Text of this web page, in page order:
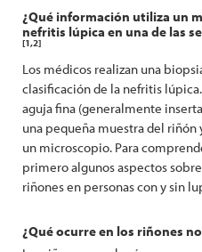
¿Qué información utiliza un
nefritis lúpica en una de las
[1,2]
Los médicos realizan una
clasificación de la nefritis
aguja fina (generalmente
una pequeña muestra del
un microscopio. Para
primero algunos aspectos
riñones en personas con y sin
¿Qué ocurre en los riñones